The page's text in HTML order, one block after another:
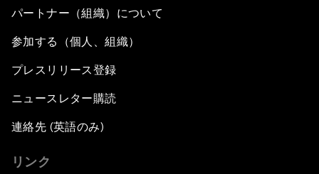
パートナー（組織）について
参加する（個人、組織）
プレスリリース登録
ニュースレター購読
連絡先 (英語のみ)
リンク